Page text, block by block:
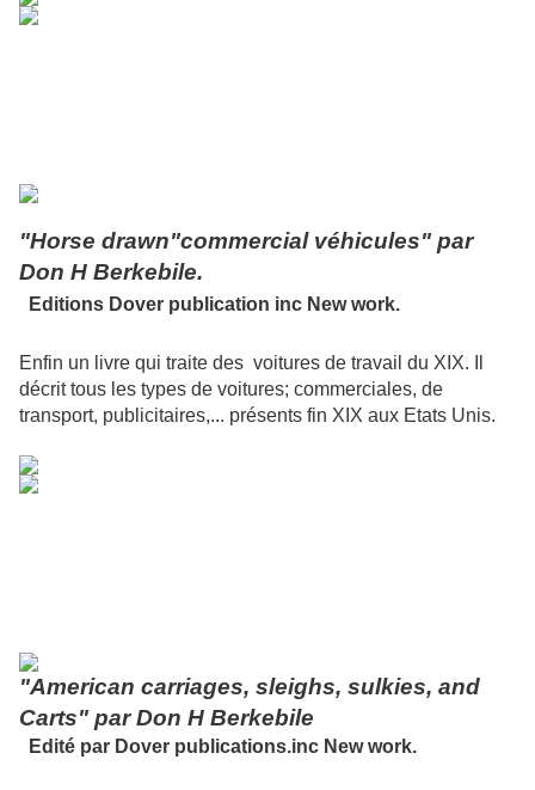
"Horse drawn"commercial véhicules" par
Don H Berkebile.
Editions Dover publication inc New work.
Enfin un livre qui traite des voitures de travail du XIX. Il
décrit tous les types de voitures; commerciales, de
transport, publicitaires,... présents fin XIX aux Etats Unis.
"American carriages, sleighs, sulkies, and
Carts" par Don H Berkebile
Edité par Dover publications.inc New work.